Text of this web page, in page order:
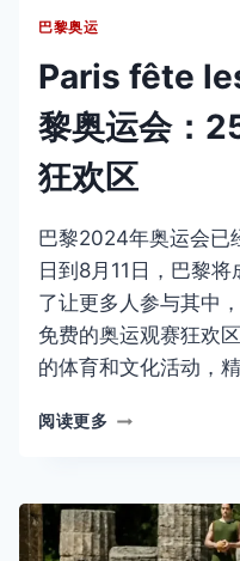
巴黎奥运
Paris fête
黎奥运会：
狂欢区
巴黎2024年奥运会已
日到8月11日，巴黎
了让更多人参与其中
免费的奥运观赛狂欢
的体育和文化活动，精
阅读更多 PARIS
2024
巴